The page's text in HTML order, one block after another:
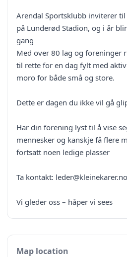
Arendal Sportsklubb inviterer
på Lunderød Stadion, og i år
gang
Med over 80 lag og foreninger
til rette for en dag fylt med
moro for både små og store.
Dette er dagen du ikke vil gå
Har din forening lyst til å vise
mennesker og kanskje få flere
fortsatt noen ledige plasser
Ta kontakt: leder@kleinekarer.no
Vi gleder oss – håper vi sees
Map location